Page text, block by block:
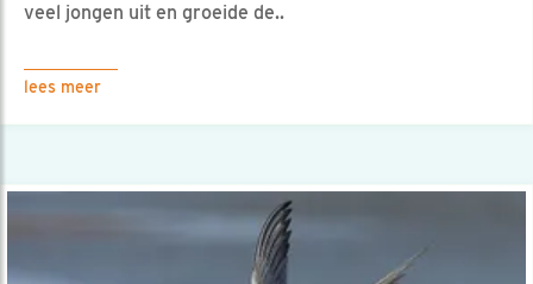
veel jongen uit en groeide de..
lees meer